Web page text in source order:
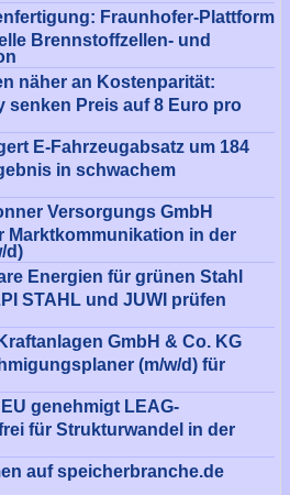
Fraunhofer-Plattform
Brennstoffzellen- und
näher an Kostenparität:
senken Preis auf 8 Euro pro
E-Fahrzeugabsatz um 184
in schwachem
Versorgungs GmbH
Marktkommunikation in der
d)
Energien für grünen Stahl
STAHL und JUWI prüfen
GmbH & Co. KG
(m/w/d) für
genehmigt LEAG-
für Strukturwandel in der
auf speicherbranche.de